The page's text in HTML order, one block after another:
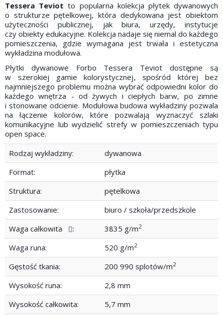
Tessera Teviot to popularna kolekcja płytek dywanowych
o strukturze pętelkowej, która dedykowana jest obiektom
użyteczności publicznej, jak biura, urzędy, instytucje
czy obiekty edukacyjne. Kolekcja nadaje się niemal do każdego
pomieszczenia, gdzie wymagana jest trwała i estetyczna
wykładzina modułowa.
Płytki dywanowe Forbo Tessera Teviot dostępne są
w szerokiej gamie kolorystycznej, spośród której bez
najmniejszego problemu można wybrać odpowiedni kolor do
każdego wnętrza - od żywych i ciepłych barw, po zimne
i stonowane odcienie. Modułowa budowa wykładziny pozwala
na łączenie kolorów, które pozwalają wyznaczyć szlaki
komunikacyjne lub wydzielić strefy w pomieszczeniach typu
open space.
Rodzaj wykładziny:
dywanowa
Format:
płytka
Struktura:
pętelkowa
Zastosowanie:
biuro / szkoła/przedszkole
Waga całkowita
: 3835 g/m2
Waga runa: 520 g/m2
Gęstość tkania: 200 990 splotów/m2
Wysokość runa:
2,8 mm
Wysokość całkowita:
5,7 mm